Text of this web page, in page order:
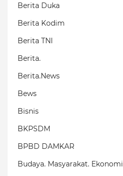
Berita Duka
Berita Kodim
Berita TNI
Berita.
Berita.News
Bews
Bisnis
BKPSDM
BPBD DAMKAR
Budaya. Masyarakat. Ekonomi